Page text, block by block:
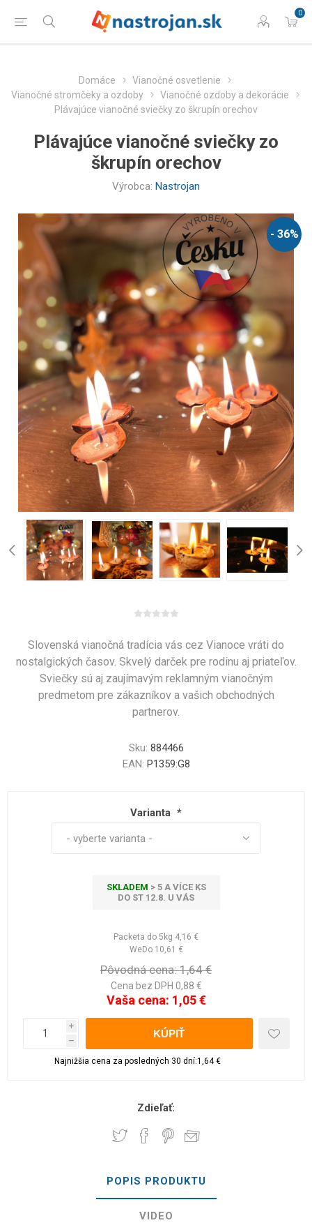
0
Domáce
Vianočné osvetlenie
Vianočné stromčeky a ozdoby
Vianočné ozdoby a dekorácie
Plávajúce vianočné sviečky zo škrupín orechov
Plávajúce vianočné sviečky zo
škrupín orechov
Výrobca: Nastrojan
- 36%
Slovenská vianočná tradícia vás cez Vianoce vráti do
nostalgických časov. Skvelý darček pre rodinu aj priateľov.
Sviečky sú aj zaujímavým reklamným vianočným
predmetom pre zákazníkov a vašich obchodných
partnerov.
Sku: 884466
EAN: P1359:G8
Varianta *
SKLADEM > 5 A VÍCE KS
DO ST 12.8. U VÁS
Packeta do 5kg 4,16 €
WeDo 10,61 €
Pôvodná cena: 1,64 €
Cena bez DPH 0,88 €
Vaša cena: 1,05 €
i
h
Najnižšia cena za posledných 30 dní:1,64 €
Zdieľať:
POPIS PRODUKTU
VIDEO